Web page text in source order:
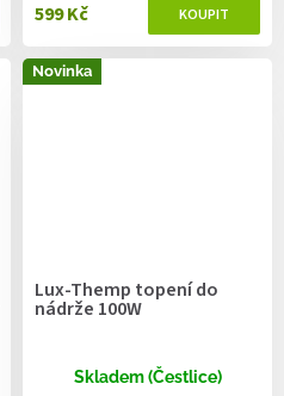
599 Kč
Novinka
Lux-Themp topení do
nádrže 100W
Skladem (Čestlice)